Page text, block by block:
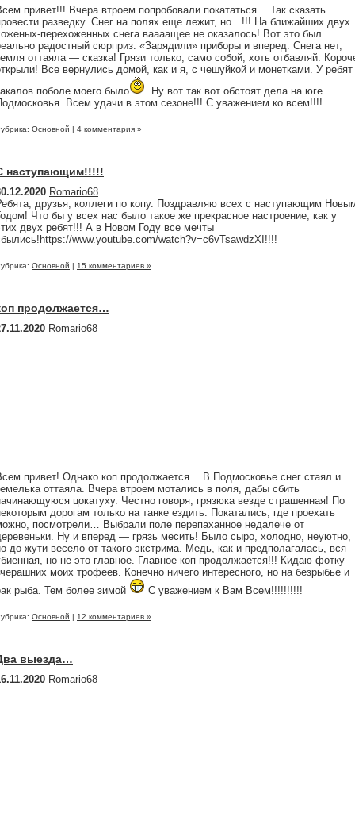
привет!!! Вчера втроем попробовали покататься… Так сказать
разведку. Снег на полях еще лежит, но…!!! На ближайших двух
перехоженных снега ваааащее не оказалось! Вот это был
радостный сюрприз. «Зарядили» приборы и вперед. Снега нет,
оттаяла — сказка! Грязи только, само собой, хоть отбавляй.
Все вернулись домой, как и я, с чешуйкой и монетками. У ребят
поболе моего было
. Ну вот так вот обстоят дела на юге
Всем удачи в этом сезоне!!! С уважением ко всем!!!!
Основной | 4 комментария »
наступающим!!!!!
Romario68
друзья, коллеги по копу. Поздравляю всех с наступающим
Что бы у всех нас было такое же прекрасное настроение, как у
двух ребят!!! А в Новом Году все мечты
www.youtube.com/watch?v=c6vTsawdzXI!!!!
Основной | 15 комментариев »
продолжается…
Romario68
привет! Однако коп продолжается… В Подмосковье снег стаял и
оттаяла. Вчера втроем мотались в поля, дабы сбить
цокатуху. Честно говоря, грязюка везде страшенная! По
дорогам только на танке ездить. Покатались, где проехать
посмотрели… Выбрали поле перепаханное недалече от
Ну и вперед — грязь месить! Было сыро, холодно, неуютно,
до жути весело от такого экстрима. Медь, как и предполагалась, вся
но не это главное. Главное коп продолжается!!! Кидаю фотку
моих трофеев. Конечно ничего интересного, но на безрыбье и
рыба. Тем более зимой
С уважением к Вам Всем!!!!!!!!!!
Основной | 12 комментариев »
выезда…
Romario68